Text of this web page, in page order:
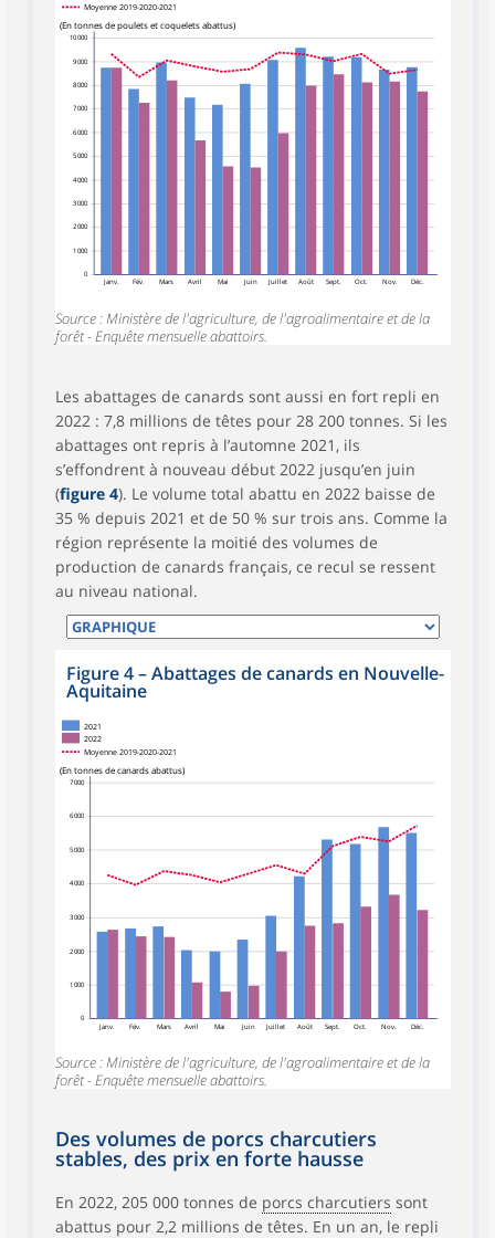
0
1 000
2 000
3 000
4 000
5 000
6 000
7 000
8 000
9 000
10 000
(En tonnes de poulets et coquelets abattus)
Janv. Fév. Mars Avril Mai Juin Juillet Août Sept. Oct. Nov. Déc.
Moyenne 2019-2020-2021
Source : Ministère de l'agriculture, de l'agroalimentaire et de la
forêt - Enquête mensuelle abattoirs.
Les abattages de canards sont aussi en fort repli en
2022 : 7,8 millions de têtes pour 28 200 tonnes. Si les
abattages ont repris à l’automne 2021, ils
s’effondrent à nouveau début 2022 jusqu’en juin
(figure 4). Le volume total abattu en 2022 baisse de
35 % depuis 2021 et de 50 % sur trois ans. Comme la
région représente la moitié des volumes de
production de canards français, ce recul se ressent
au niveau national.
Figure 4–Abattages de canards en Nouvelle-
Aquitaine
0
1 000
2 000
3 000
4 000
5 000
6 000
7 000
(En tonnes de canards abattus)
Janv. Fév. Mars Avril Mai Juin Juillet Août Sept. Oct. Nov. Déc.
2021
2022
Moyenne 2019-2020-2021
Source : Ministère de l'agriculture, de l'agroalimentaire et de la
forêt - Enquête mensuelle abattoirs.
Des volumes de porcs charcutiers
stables, des prix en forte hausse
En 2022, 205 000 tonnes de porcs charcutiers sont
abattus pour 2,2 millions de têtes. En un an, le repli